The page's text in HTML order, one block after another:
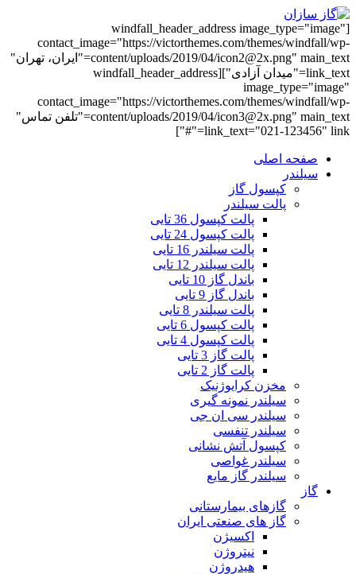
[windfall_header_address image_type="image"
contact_image="https://victorthemes.com/themes/windfall/wp-
content/uploads/2019/04/icon2@2x.png" main_text="ایران، تهران"
link_text="میدان آزادی"][windfall_header_address
image_type="image"
contact_image="https://victorthemes.com/themes/windfall/wp-
content/uploads/2019/04/icon3@2x.png" main_text="تلفن تماس"
link_text="021-123456" link="#"]
صفحه اصلی
سیلندر
کپسول گاز
پالت سیلندر
پالت کپسول 36 تایی
پالت کپسول 24 تایی
پالت سیلندر 16 تایی
پالت سیلندر 12 تایی
باندل گاز 10 تایی
باندل گاز 9 تایی
پالت سیلندر 8 تایی
پالت کپسول 6 تایی
پالت کپسول 4 تایی
پالت گاز 3 تایی
پالت گاز 2 تایی
مخزن کرایوژنیک
سیلندر نمونه گیری
سیلندر سی ان جی
سیلندر تنفسی
کپسول آتش نشانی
سیلندر غواصی
سیلندر گاز مایع
گاز
گازهای بیمارستانی
گاز های صنعتی ایران
اکسیژن
نیتروژن
هیدروژن